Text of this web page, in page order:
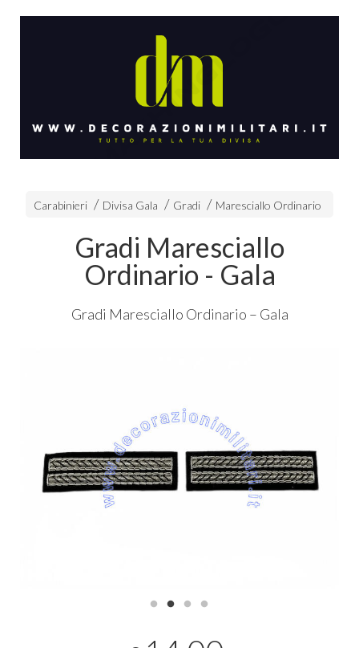
Carabinieri Divisa Gala Gradi Maresciallo Ordinario
Gradi Maresciallo
Ordinario - Gala
Gradi Maresciallo Ordinario – Gala